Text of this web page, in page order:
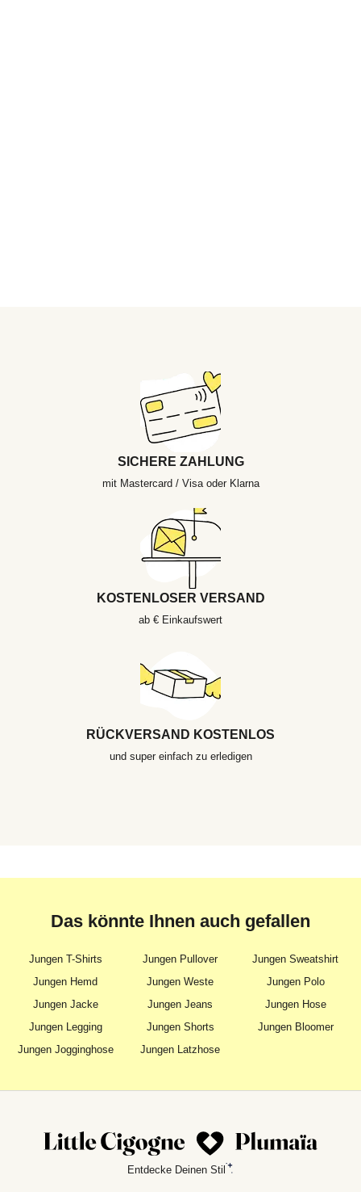
SICHERE ZAHLUNG
mit Mastercard / Visa oder Klarna
KOSTENLOSER VERSAND
ab € Einkaufswert
RÜCKVERSAND KOSTENLOS
und super einfach zu erledigen
Das könnte Ihnen auch gefallen
Jungen T-Shirts Jungen Pullover
Jungen Sweatshirt
Jungen Hemd
Jungen Weste
Jungen Polo
Jungen Jacke
Jungen Jeans
Jungen Hose
Jungen Legging
Jungen Shorts
Jungen Bloomer
Jungen Jogginghose
Jungen Latzhose
Entdecke Deinen Stil